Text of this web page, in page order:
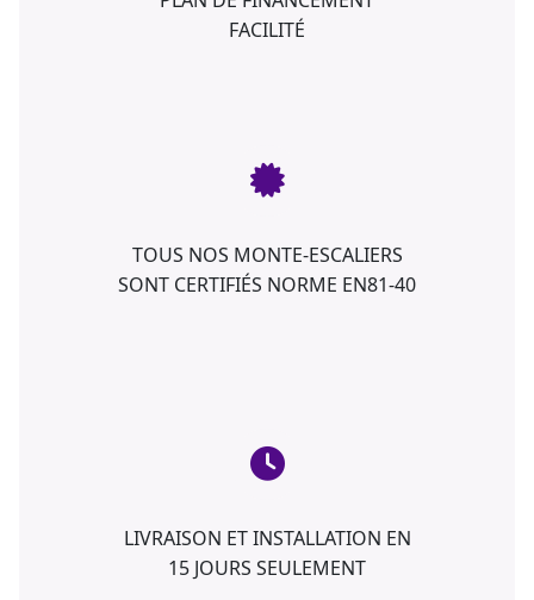
FACILITÉ
TOUS NOS MONTE-ESCALIERS
SONT CERTIFIÉS NORME EN81-40
LIVRAISON ET INSTALLATION EN
15 JOURS SEULEMENT